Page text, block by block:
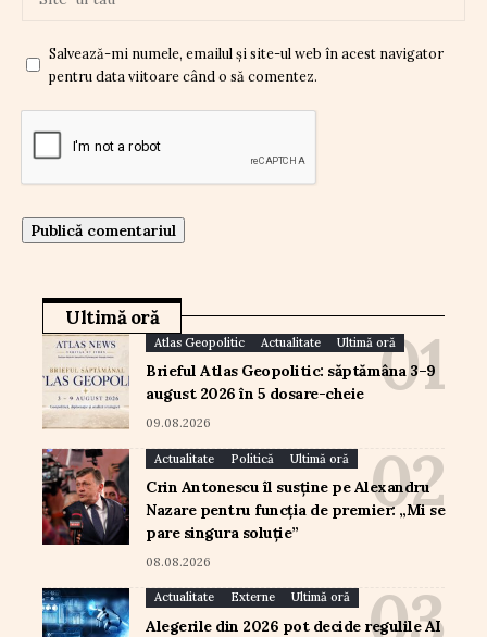
Salvează-mi numele, emailul și site-ul web în acest navigator
pentru data viitoare când o să comentez.
Ultimă oră
Atlas Geopolitic Actualitate Ultimă oră
Brieful Atlas Geopolitic: săptămâna 3–9
august 2026 în 5 dosare-cheie
09.08.2026
Actualitate Politică Ultimă oră
Crin Antonescu îl susține pe Alexandru
Nazare pentru funcția de premier: „Mi se
pare singura soluție”
08.08.2026
Actualitate Externe Ultimă oră
Alegerile din 2026 pot decide regulile AI